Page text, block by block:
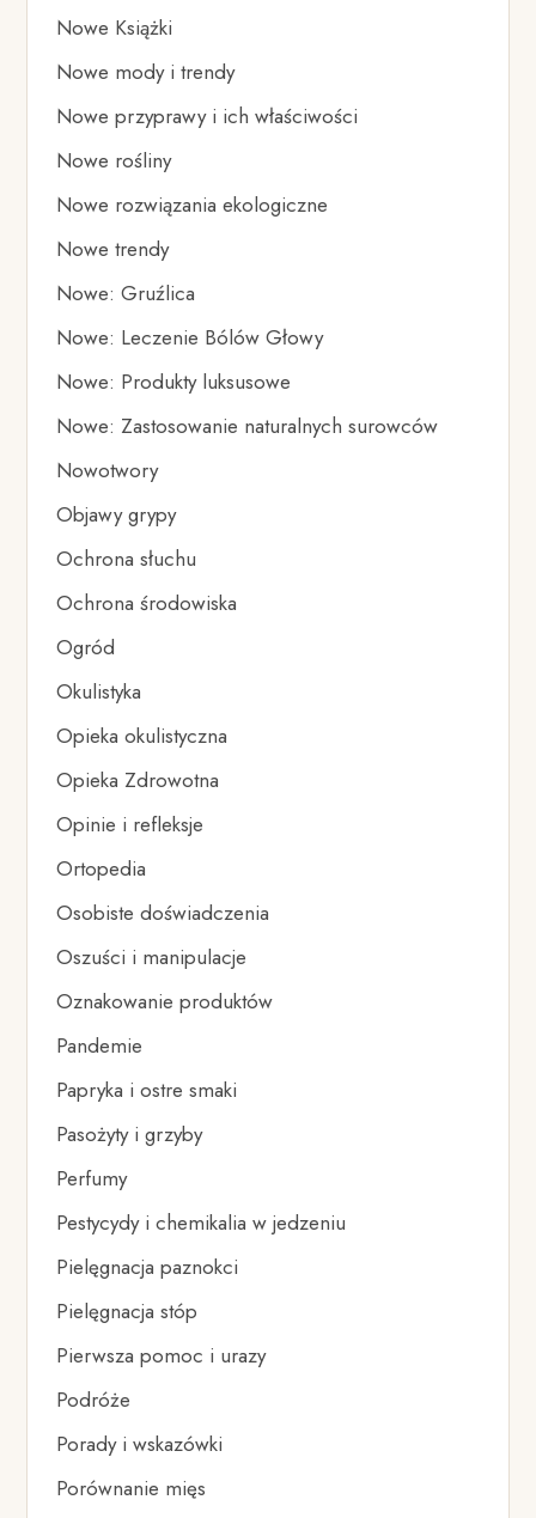
Nowe Książki
Nowe mody i trendy
Nowe przyprawy i ich właściwości
Nowe rośliny
Nowe rozwiązania ekologiczne
Nowe trendy
Nowe: Gruźlica
Nowe: Leczenie Bólów Głowy
Nowe: Produkty luksusowe
Nowe: Zastosowanie naturalnych surowców
Nowotwory
Objawy grypy
Ochrona słuchu
Ochrona środowiska
Ogród
Okulistyka
Opieka okulistyczna
Opieka Zdrowotna
Opinie i refleksje
Ortopedia
Osobiste doświadczenia
Oszuści i manipulacje
Oznakowanie produktów
Pandemie
Papryka i ostre smaki
Pasożyty i grzyby
Perfumy
Pestycydy i chemikalia w jedzeniu
Pielęgnacja paznokci
Pielęgnacja stóp
Pierwsza pomoc i urazy
Podróże
Porady i wskazówki
Porównanie mięs